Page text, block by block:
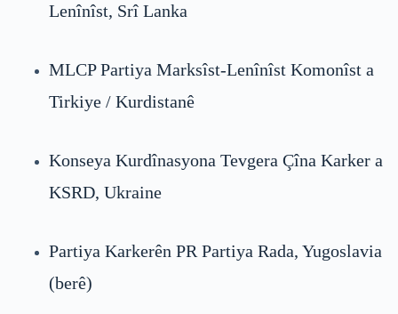
Lenînîst, Srî Lanka
MLCP Partiya Marksîst-Lenînîst Komonîst a
Tirkiye / Kurdistanê
Konseya Kurdînasyona Tevgera Çîna Karker a
KSRD, Ukraine
Partiya Karkerên PR Partiya Rada, Yugoslavia
(berê)